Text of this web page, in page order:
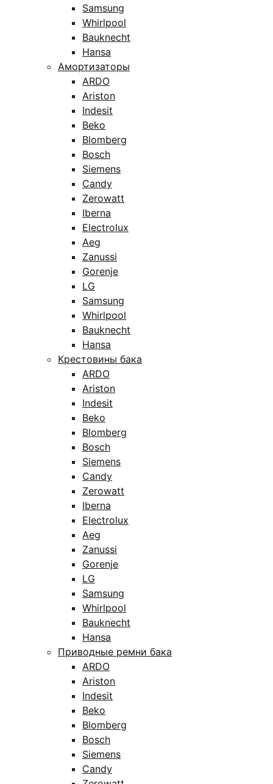
Samsung
Whirlpool
Bauknecht
Hansa
Амортизаторы
ARDO
Ariston
Indesit
Beko
Blomberg
Bosch
Siemens
Candy
Zerowatt
Iberna
Electrolux
Aeg
Zanussi
Gorenje
LG
Samsung
Whirlpool
Bauknecht
Hansa
Крестовины бака
ARDO
Ariston
Indesit
Beko
Blomberg
Bosch
Siemens
Candy
Zerowatt
Iberna
Electrolux
Aeg
Zanussi
Gorenje
LG
Samsung
Whirlpool
Bauknecht
Hansa
Приводные ремни бака
ARDO
Ariston
Indesit
Beko
Blomberg
Bosch
Siemens
Candy